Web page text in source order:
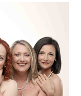
per il secondo anno
di applaudire i
per la quarta
Järvi (affiancato